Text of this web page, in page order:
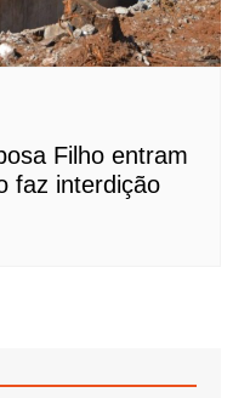
Filho entram
faz interdição